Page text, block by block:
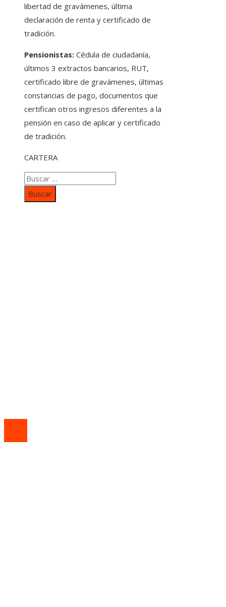
libertad de gravámenes, última
declaración de renta y certificado de
tradición.
Pensionistas: Cédula de ciudadanía,
últimos 3 extractos bancarios, RUT,
certificado libre de gravámenes, últimas
constancias de pago, documentos que
certifican otros ingresos diferentes a la
pensión en caso de aplicar y certificado
de tradición.
CARTERA
Buscar: